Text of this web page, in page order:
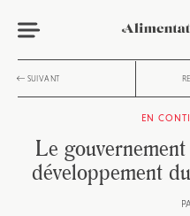
SUIVANT
EN
Le
développement